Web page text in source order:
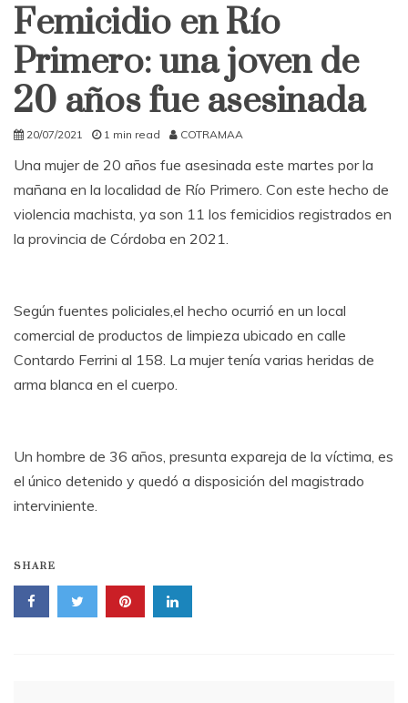
Femicidio en Río
Primero: una joven de
20 años fue asesinada
20/07/2021 1 min read COTRAMAA
Una mujer de 20 años fue asesinada este martes por la
mañana en la localidad de Río Primero. Con este hecho de
violencia machista, ya son 11 los femicidios registrados en
la provincia de Córdoba en 2021.
Según fuentes policiales,el hecho ocurrió en un local
comercial de productos de limpieza ubicado en calle
Contardo Ferrini al 158. La mujer tenía varias heridas de
arma blanca en el cuerpo.
Un hombre de 36 años, presunta expareja de la víctima, es
el único detenido y quedó a disposición del magistrado
interviniente.
SHARE